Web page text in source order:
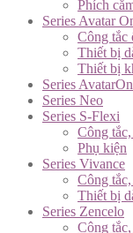
Phích
Series Avatar
Công tắc
Thiết bị
Thiết bị
Series
Series Neo
Series S-Flexi
Công
Phụ kiện
Series Vivance
Công
Thiết bị
Series Zencelo
Công